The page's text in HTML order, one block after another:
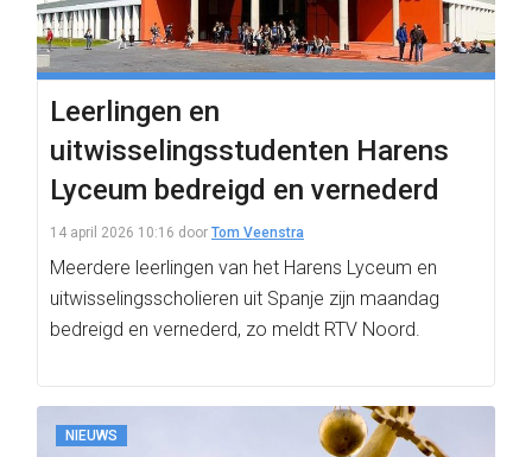
Leerlingen en
uitwisselingsstudenten Harens
Lyceum bedreigd en vernederd
14 april 2026 10:16 door Tom Veenstra
Meerdere leerlingen van het Harens Lyceum en
uitwisselingsscholieren uit Spanje zijn maandag
bedreigd en vernederd, zo meldt RTV Noord.
NIEUWS